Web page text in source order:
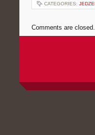
CATEGORIES:
Comments are closed.